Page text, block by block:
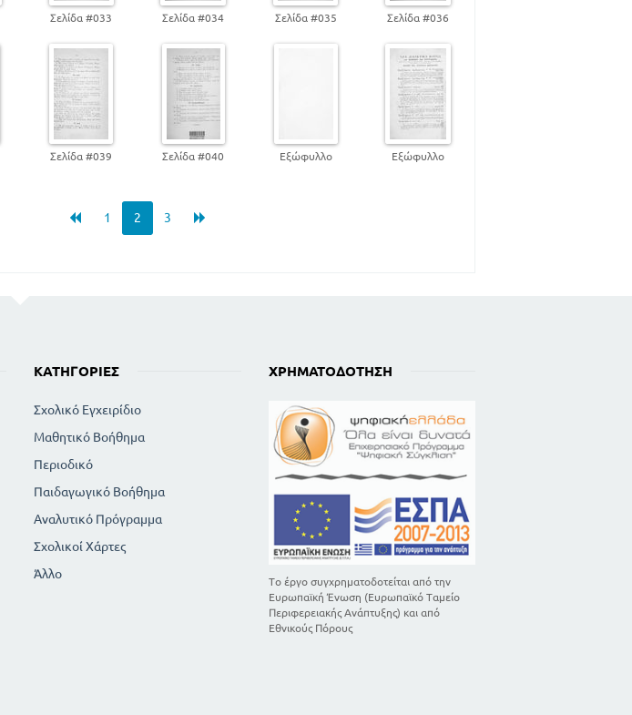
Σελίδα #033 Σελίδα #034 Σελίδα #035 Σελίδα #036
Σελίδα #039 Σελίδα #040 Εξώφυλλο Εξώφυλλο
1 2 3
ΚΑΤΗΓΟΡΊΕΣ
Σχολικό Εγχειρίδιο
Μαθητικό Βοήθημα
Περιοδικό
Παιδαγωγικό Βοήθημα
Αναλυτικό Πρόγραμμα
Σχολικοί Χάρτες
Άλλο
ΧΡΗΜΑΤΟΔΌΤΗΣΗ
Το έργο συγχρηματοδοτείται από την
Ευρωπαϊκή Ένωση (Ευρωπαϊκό Ταμείο
Περιφερειακής Ανάπτυξης) και από
Εθνικούς Πόρους